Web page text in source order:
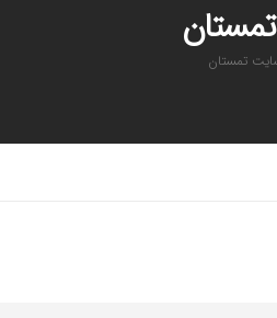
تمستان